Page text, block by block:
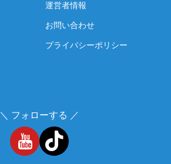
運営者情報
お問い合わせ
プライバシーポリシー
＼ フォローする ／